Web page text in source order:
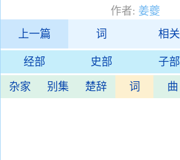
作者: 姜夔
上一篇
词 相关
经部 史部 子部
杂家 别集 楚辞 词 曲